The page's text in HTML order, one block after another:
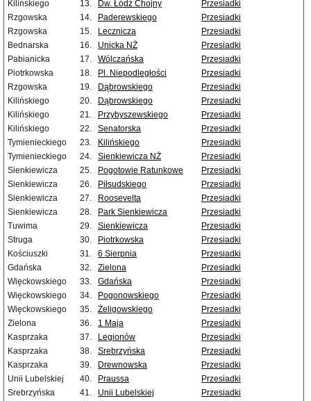
Kilińskiego
13. Dw. Łódź Chojny
Przesiadki
Rzgowska
14. Paderewskiego
Przesiadki
Rzgowska
15. Lecznicza
Przesiadki
Bednarska
16. Unicka NŻ
Przesiadki
Pabianicka
17. Wólczańska
Przesiadki
Piotrkowska
18. Pl. Niepodległości
Przesiadki
Rzgowska
19. Dąbrowskiego
Przesiadki
Kilińskiego
20. Dąbrowskiego
Przesiadki
Kilińskiego
21. Przybyszewskiego
Przesiadki
Kilińskiego
22. Senatorska
Przesiadki
Tymienieckiego
23. Kilińskiego
Przesiadki
Tymienieckiego
24. Sienkiewicza NŻ
Przesiadki
Sienkiewicza
25. Pogotowie Ratunkowe
Przesiadki
Sienkiewicza
26. Piłsudskiego
Przesiadki
Sienkiewicza
27. Roosevelta
Przesiadki
Sienkiewicza
28. Park Sienkiewicza
Przesiadki
Tuwima
29. Sienkiewicza
Przesiadki
Struga
30. Piotrkowska
Przesiadki
Kościuszki
31. 6 Sierpnia
Przesiadki
Gdańska
32. Zielona
Przesiadki
Więckowskiego
33. Gdańska
Przesiadki
Więckowskiego
34. Pogonowskiego
Przesiadki
Więckowskiego
35. Żeligowskiego
Przesiadki
Zielona
36. 1 Maja
Przesiadki
Kasprzaka
37. Legionów
Przesiadki
Kasprzaka
38. Srebrzyńska
Przesiadki
Kasprzaka
39. Drewnowska
Przesiadki
Unii Lubelskiej
40. Praussa
Przesiadki
Srebrzyńska
41. Unii Lubelskiej
Przesiadki